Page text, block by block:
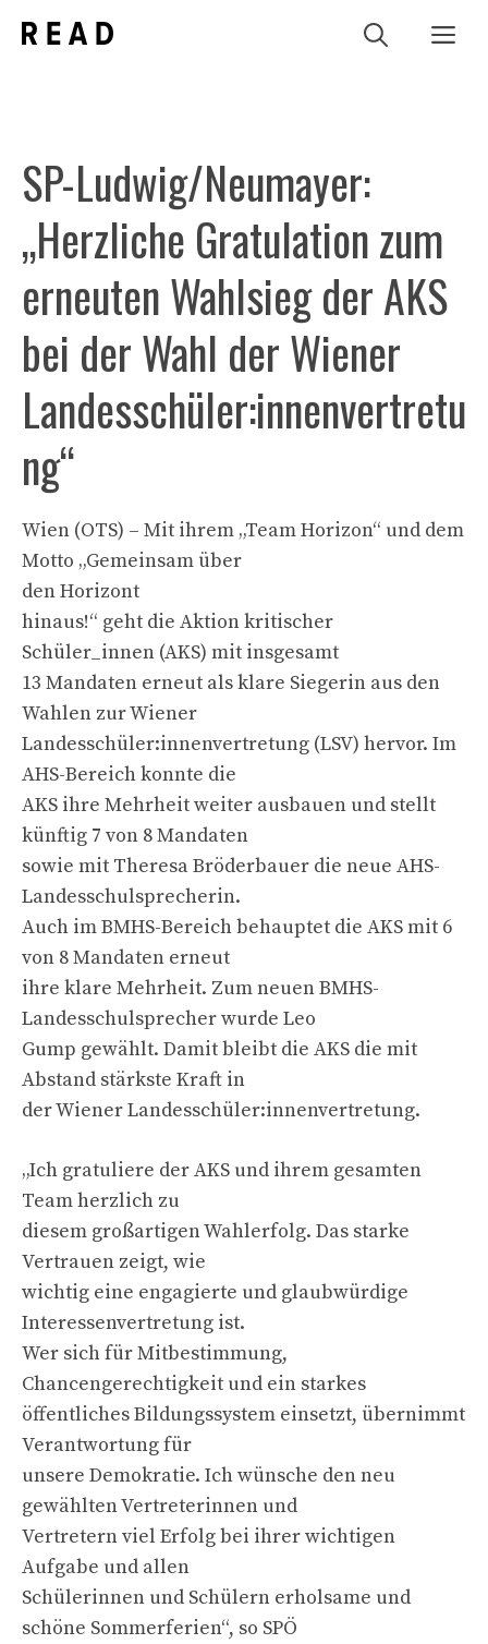
Inhalt
SP-Ludwig/Neumayer:
„Herzliche Gratulation zum
erneuten Wahlsieg der AKS
bei der Wahl der Wiener
Landesschüler:innenvertretu
ng“
Wien (OTS) – Mit ihrem „Team Horizon“ und dem
Motto „Gemeinsam über
den Horizont
hinaus!“ geht die Aktion kritischer
Schüler_innen (AKS) mit insgesamt
13 Mandaten erneut als klare Siegerin aus den
Wahlen zur Wiener
Landesschüler:innenvertretung (LSV) hervor. Im
AHS-Bereich konnte die
AKS ihre Mehrheit weiter ausbauen und stellt
künftig 7 von 8 Mandaten
sowie mit Theresa Bröderbauer die neue AHS-
Landesschulsprecherin.
Auch im BMHS-Bereich behauptet die AKS mit 6
von 8 Mandaten erneut
ihre klare Mehrheit. Zum neuen BMHS-
Landesschulsprecher wurde Leo
Gump gewählt. Damit bleibt die AKS die mit
Abstand stärkste Kraft in
der Wiener Landesschüler:innenvertretung.
„Ich gratuliere der AKS und ihrem gesamten
Team herzlich zu
diesem großartigen Wahlerfolg. Das starke
Vertrauen zeigt, wie
wichtig eine engagierte und glaubwürdige
Interessenvertretung ist.
Wer sich für Mitbestimmung,
Chancengerechtigkeit und ein starkes
öffentliches Bildungssystem einsetzt, übernimmt
Verantwortung für
unsere Demokratie. Ich wünsche den neu
gewählten Vertreterinnen und
Vertretern viel Erfolg bei ihrer wichtigen
Aufgabe und allen
Schülerinnen und Schülern erholsame und
schöne Sommerferien“, so SPÖ